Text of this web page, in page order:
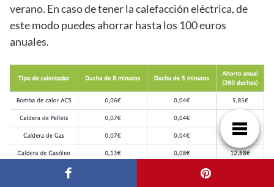
verano. En caso de tener la calefacción eléctrica, de
este modo puedes ahorrar hasta los 100 euros
anuales.